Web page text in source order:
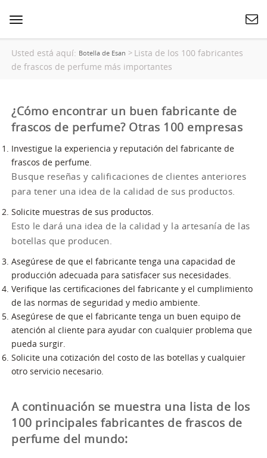
Cambiar
navegación
Usted está aquí: Botella de Esan > Lista de los 100 fabricantes
de frascos de perfume más importantes
¿Cómo encontrar un buen fabricante de
frascos de perfume? Otras 100 empresas
Investigue la experiencia y reputación del fabricante de
frascos de perfume.
Busque reseñas y calificaciones de clientes anteriores
para tener una idea de la calidad de sus productos.
Solicite muestras de sus productos.
Esto le dará una idea de la calidad y la artesanía de las
botellas que producen.
Asegúrese de que el fabricante tenga una capacidad de
producción adecuada para satisfacer sus necesidades.
Verifique las certificaciones del fabricante y el cumplimiento
de las normas de seguridad y medio ambiente.
Asegúrese de que el fabricante tenga un buen equipo de
atención al cliente para ayudar con cualquier problema que
pueda surgir.
Solicite una cotización del costo de las botellas y cualquier
otro servicio necesario.
A continuación se muestra una lista de los
100 principales fabricantes de frascos de
perfume del mundo: